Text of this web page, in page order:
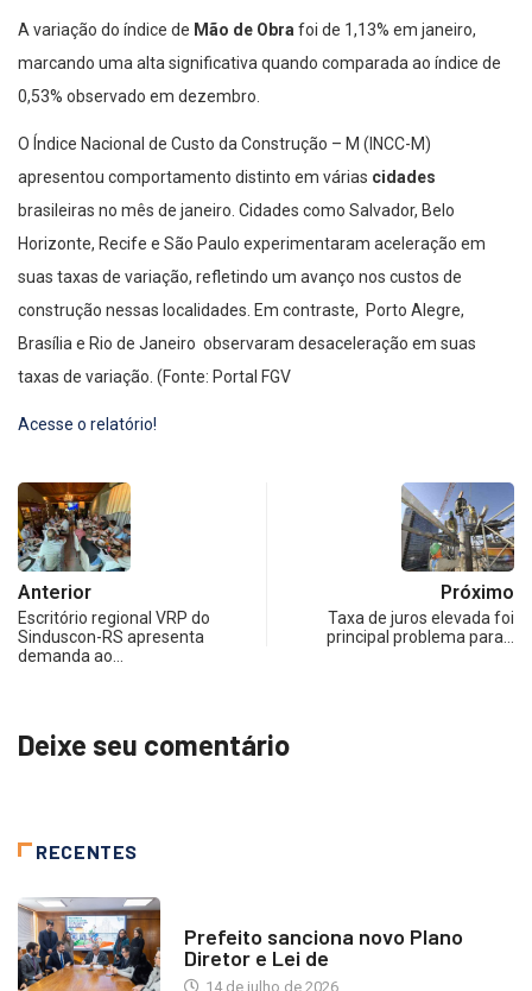
A variação do índice de Mão de Obrafoi de 1,13% em janeiro,
marcando uma alta significativa quando comparada ao índice de
0,53% observado em dezembro.
O Índice Nacional de Custo da Construção – M (INCC-M)
apresentou comportamento distinto em várias cidades
brasileiras no mês de janeiro. Cidades como Salvador, Belo
Horizonte, Recife e São Paulo experimentaram aceleração em
suas taxas de variação, refletindo um avanço nos custos de
construção nessas localidades. Em contraste, Porto Alegre,
Brasília e Rio de Janeiro observaram desaceleração em suas
taxas de variação. (Fonte: Portal FGV
Acesse o relatório!
Anterior
Escritório regional VRP do
Sinduscon-RS apresenta
demanda ao…
Próximo
Taxa de juros elevada foi
principal problema para…
Deixe seu comentário
RECENTES
Prefeito sanciona novo Plano
Diretor e Lei de
14 de julho de 2026